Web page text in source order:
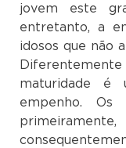
jovem este
entretanto, a
idosos que não
maturidade é
empenho. Os